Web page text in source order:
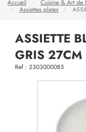
Accueil Cuisine & Art de
Assiettes plates
ASSIETTE
GRIS 27CM
Ref : 2303000085